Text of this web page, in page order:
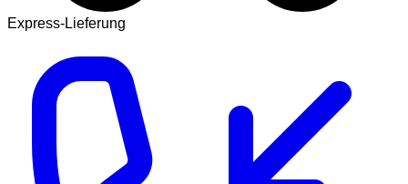
Express-Lieferung